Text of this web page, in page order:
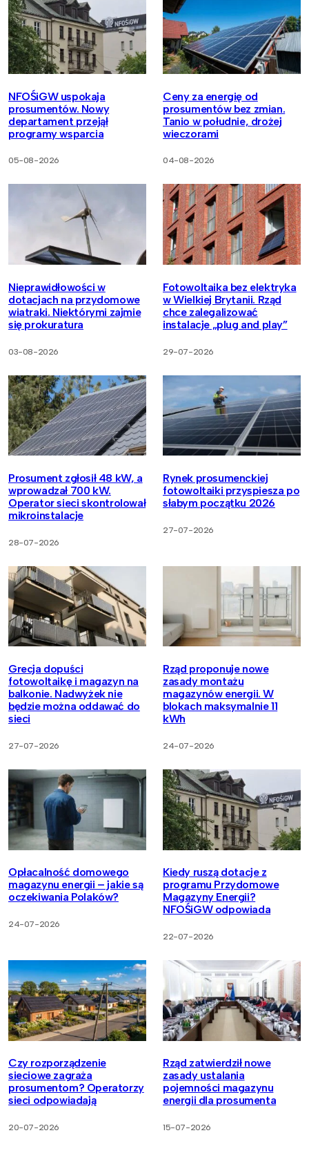
NFOŚiGW uspokaja
prosumentów. Nowy
departament przejął
programy wsparcia
05-08-2026
Ceny za energię od
prosumentów bez zmian.
Tanio w południe, drożej
wieczorami
04-08-2026
Nieprawidłowości w
dotacjach na przydomowe
wiatraki. Niektórymi zajmie
się prokuratura
03-08-2026
Fotowoltaika bez elektryka
w Wielkiej Brytanii. Rząd
chce zalegalizować
instalacje „plug and play”
29-07-2026
Prosument zgłosił 48 kW, a
wprowadzał 700 kW.
Operator sieci skontrolował
mikroinstalacje
28-07-2026
Rynek prosumenckiej
fotowoltaiki przyspiesza po
słabym początku 2026
27-07-2026
Grecja dopuści
fotowoltaikę i magazyn na
balkonie. Nadwyżek nie
będzie można oddawać do
sieci
27-07-2026
Rząd proponuje nowe
zasady montażu
magazynów energii. W
blokach maksymalnie 11
kWh
24-07-2026
Opłacalność domowego
magazynu energii – jakie są
oczekiwania Polaków?
24-07-2026
Kiedy ruszą dotacje z
programu Przydomowe
Magazyny Energii?
NFOŚiGW odpowiada
22-07-2026
Czy rozporządzenie
sieciowe zagraża
prosumentom? Operatorzy
sieci odpowiadają
20-07-2026
Rząd zatwierdził nowe
zasady ustalania
pojemności magazynu
energii dla prosumenta
15-07-2026